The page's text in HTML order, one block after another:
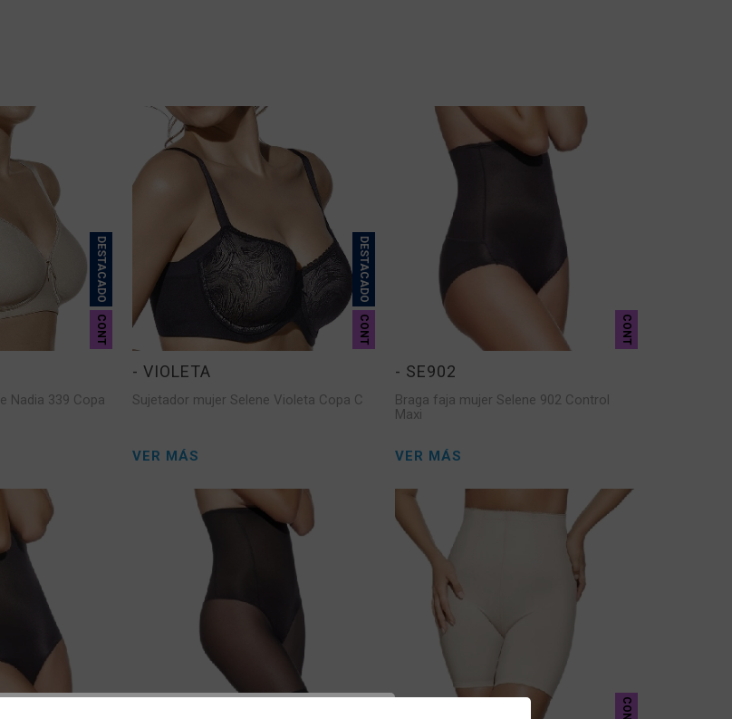
DESTACADO
CONT
Nadia 339 Copa
DESTACADO
CONT
- VIOLETA
Sujetador mujer Selene Violeta Copa C
VER MÁS
CONT
- SE902
Braga faja mujer Selene 902 Control
Maxi
VER MÁS
CONT